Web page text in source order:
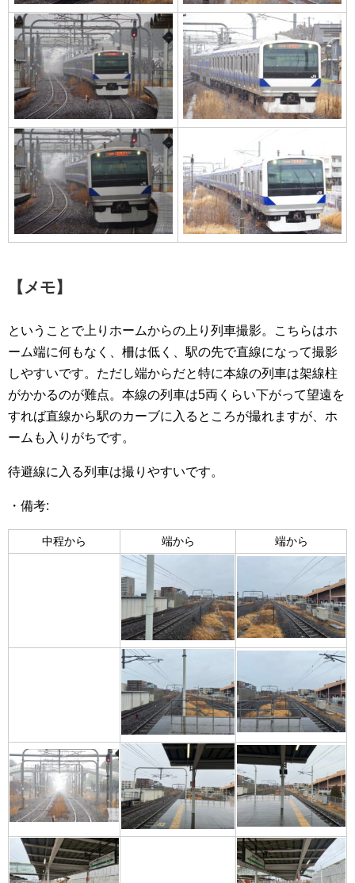
【メモ】
ということで上りホームからの上り列車撮影。こちらはホ
ーム端に何もなく、柵は低く、駅の先で直線になって撮影
しやすいです。ただし端からだと特に本線の列車は架線柱
がかかるのが難点。本線の列車は5両くらい下がって望遠を
すれば直線から駅のカーブに入るところが撮れますが、ホ
ームも入りがちです。
待避線に入る列車は撮りやすいです。
・備考:
中程から 端から 端から